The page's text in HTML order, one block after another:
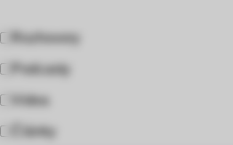
Rozhovory
Podcasty
Videa
Články